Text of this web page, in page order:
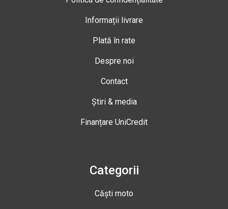
Informații livrare
Plată în rate
Despre noi
Contact
Știri & media
Finanțare UniCredit
Categorii
Căști moto